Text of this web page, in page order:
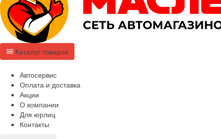
Каталог товаров
Автосервис
Оплата и доставка
Акции
О компании
Для юрлиц
Контакты